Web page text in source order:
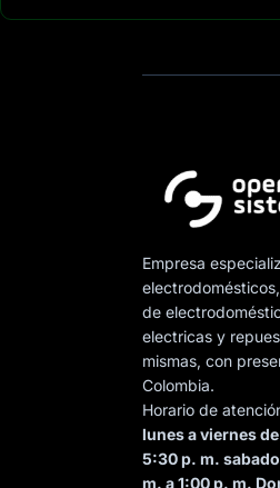
Empresa
de
electricas y
mismas, con
Colombia.
Horario de
lunes a viernes
5:30 p. m.
m. a 1:00 p. m.